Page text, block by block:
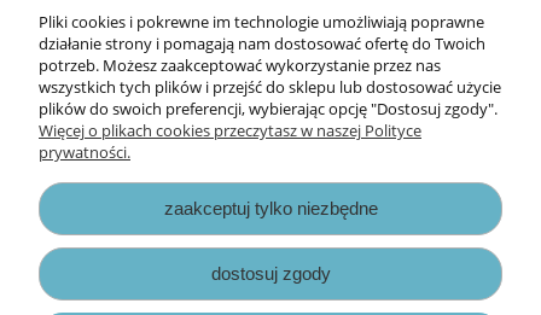
Informacje
Opłaty i koszty dostawy
Zapisy prawne
Pliki cookies i pokrewne im technologie umożliwiają poprawne
działanie strony i pomagają nam dostosować ofertę do Twoich
potrzeb. Możesz zaakceptować wykorzystanie przez nas
wszystkich tych plików i przejść do sklepu lub dostosować użycie
plików do swoich preferencji, wybierając opcję "Dostosuj zgody".
Więcej o plikach cookies przeczytasz w naszej Polityce
prywatności.
zaakceptuj tylko niezbędne
dostosuj zgody